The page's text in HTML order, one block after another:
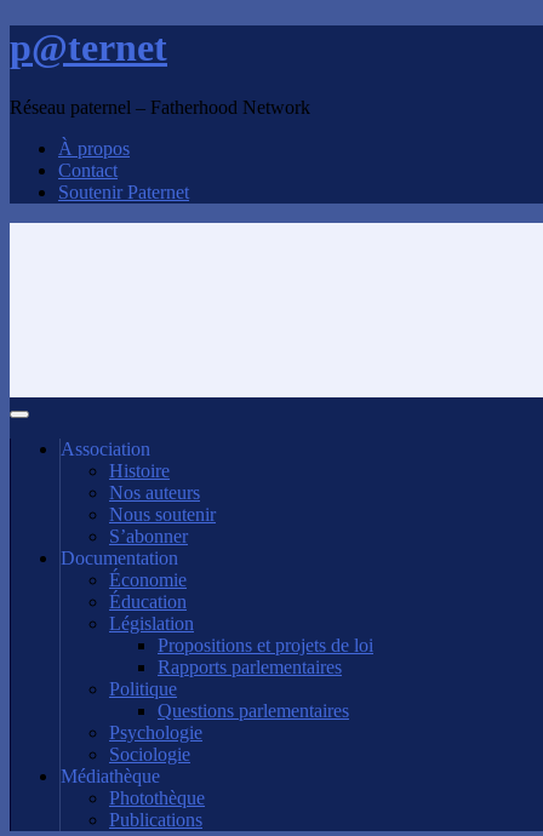
p@ternet
Réseau paternel – Fatherhood Network
À propos
Contact
Soutenir Paternet
Association
Histoire
Nos auteurs
Nous soutenir
S’abonner
Documentation
Économie
Éducation
Législation
Propositions et projets de loi
Rapports parlementaires
Politique
Questions parlementaires
Psychologie
Sociologie
Médiathèque
Photothèque
Publications